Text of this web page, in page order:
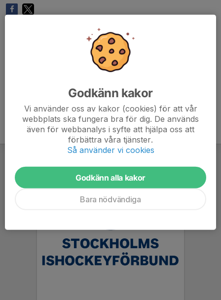
Godkänn kakor
Vi använder oss av kakor (cookies) för att vår
webbplats ska fungera bra för dig. De används
även för webbanalys i syfte att hjälpa oss att
förbättra våra tjänster.
Så använder vi cookies
Godkänn alla kakor
Bara nödvändiga